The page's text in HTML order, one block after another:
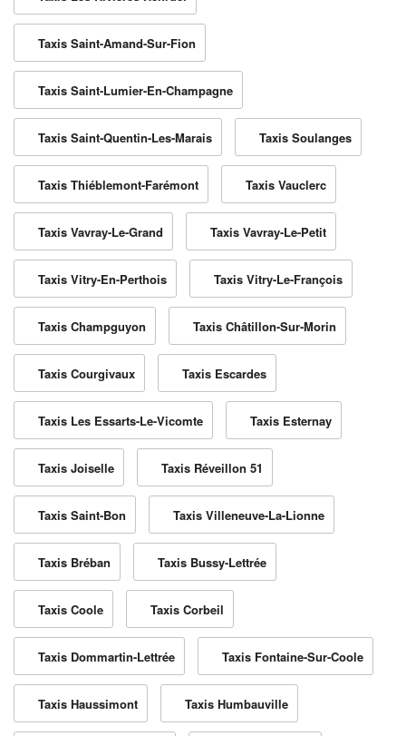
Taxis Saint-Amand-Sur-Fion
Taxis Saint-Lumier-En-Champagne
Taxis Saint-Quentin-Les-Marais Taxis Soulanges
Taxis Thiéblemont-Farémont Taxis Vauclerc
Taxis Vavray-Le-Grand Taxis Vavray-Le-Petit
Taxis Vitry-En-Perthois Taxis Vitry-Le-François
Taxis Champguyon Taxis Châtillon-Sur-Morin
Taxis Courgivaux Taxis Escardes
Taxis Les Essarts-Le-Vicomte Taxis Esternay
Taxis Joiselle Taxis Réveillon 51
Taxis Saint-Bon Taxis Villeneuve-La-Lionne
Taxis Bréban Taxis Bussy-Lettrée
Taxis Coole Taxis Corbeil
Taxis Dommartin-Lettrée Taxis Fontaine-Sur-Coole
Taxis Haussimont Taxis Humbauville